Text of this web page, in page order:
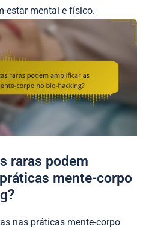
estar mental e físico.
raras podem
mente-corpo
nas práticas mente-corpo